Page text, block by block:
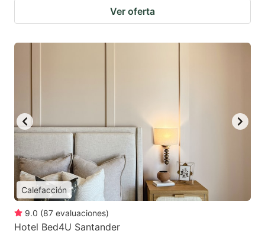
Ver oferta
Calefacción
9.0 (87 evaluaciones)
Hotel Bed4U Santander